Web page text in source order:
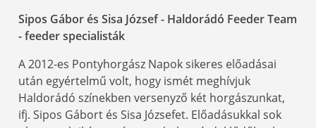
Sipos Gábor és Sisa József - Haldorádó Feeder Team
- feeder specialisták
A 2012-es Pontyhorgász Napok sikeres előadásai
után egyértelmű volt, hogy ismét meghívjuk
Haldorádó színekben versenyző két horgászunkat,
ifj. Sipos Gábort és Sisa Józsefet. Előadásukkal sok